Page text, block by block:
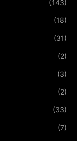
(143)
(18)
(31)
(2)
(3)
(2)
(33)
(7)